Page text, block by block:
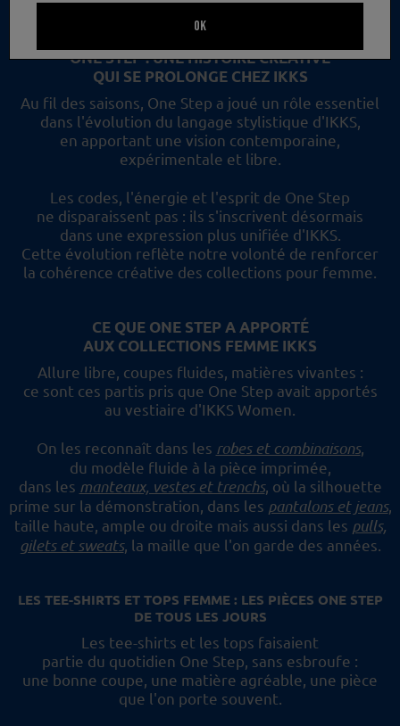
ONE STEP : UNE HISTOIRE CRÉATIVE
QUI SE PROLONGE CHEZ IKKS
Au fil des saisons, One Step a joué un rôle essentiel
dans l'évolution du langage stylistique d'IKKS,
en apportant une vision contemporaine,
expérimentale et libre.
Les codes, l'énergie et l'esprit de One Step
ne disparaissent pas : ils s'inscrivent désormais
dans une expression plus unifiée d'IKKS.
Cette évolution reflète notre volonté de renforcer
la cohérence créative des collections pour femme.
CE QUE ONE STEP A APPORTÉ
AUX COLLECTIONS FEMME IKKS
Allure libre, coupes fluides, matières vivantes :
ce sont ces partis pris que One Step avait apportés
au vestiaire d'IKKS Women.
On les reconnaît dans les robes et combinaisons,
du modèle fluide à la pièce imprimée,
dans les manteaux, vestes et trenchs, où la silhouette
prime sur la démonstration, dans les pantalons et jeans,
taille haute, ample ou droite mais aussi dans les pulls,
gilets et sweats, la maille que l'on garde des années.
LES TEE-SHIRTS ET TOPS FEMME : LES PIÈCES ONE STEP
DE TOUS LES JOURS
Les tee-shirts et les tops faisaient
partie du quotidien One Step, sans esbroufe :
une bonne coupe, une matière agréable, une pièce
que l'on porte souvent.
OK